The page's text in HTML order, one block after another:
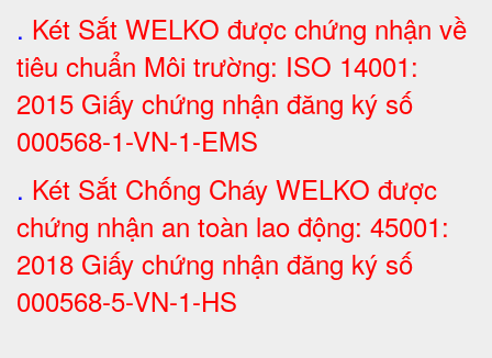
. Két Sắt WELKO được chứng nhận về
tiêu chuẩn Môi trường: ISO 14001:
2015 Giấy chứng nhận đăng ký số
000568-1-VN-1-EMS
. Két Sắt Chống Cháy WELKO được
chứng nhận an toàn lao động: 45001:
2018 Giấy chứng nhận đăng ký số
000568-5-VN-1-HS